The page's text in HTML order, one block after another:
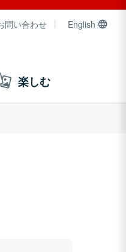
問い合わせ English
楽しむ